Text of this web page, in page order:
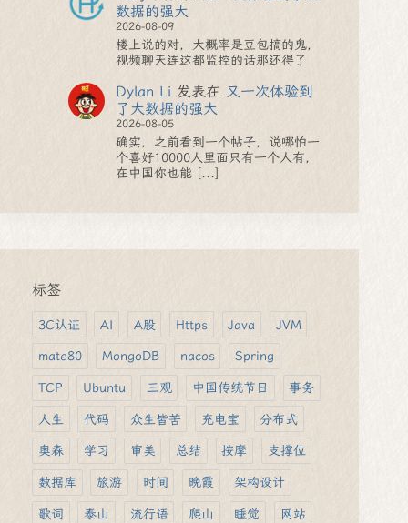
数据的强大
2026-08-09
楼上说的对，大概率是豆包搞的鬼，
视频聊天连这都监控的话那还得了
Dylan Li 发表在 又一次体验到
了大数据的强大
2026-08-05
确实，之前看到一个帖子，说哪怕一
个喜好10000人里面只有一个人有，
在中国你也能 [...]
标签
3C认证 AI A股 Https Java JVM
mate80 MongoDB nacos Spring
TCP Ubuntu 三观 中国传统节日 事务
人生 代码 众生皆苦 充电宝 分布式
奥森 学习 审美 总结 按摩 支撑位
数据库 旅游 时间 晚霞 架构设计
歌词 泰山 流行语 爬山 睡觉 网站